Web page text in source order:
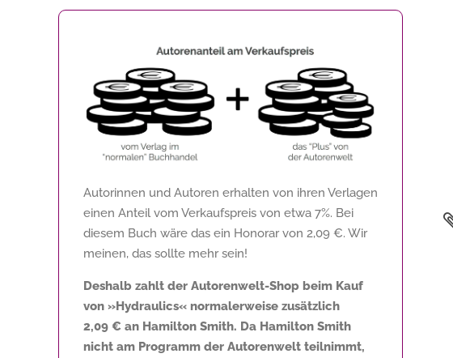
Autorinnen und Autoren erhalten von ihren Verlagen
einen Anteil vom Verkaufspreis von etwa 7%. Bei
diesem Buch wäre das ein Honorar von 2,09 €. Wir
meinen, das sollte mehr sein!
Deshalb zahlt der Autorenwelt-Shop beim Kauf
von »Hydraulics« normalerweise zusätzlich
2,09 € an Hamilton Smith. Da Hamilton Smith
nicht am Programm der Autorenwelt teilnimmt,